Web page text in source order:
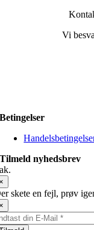
Vi
Betingelser
Tilmeld nyhedsbrev
skete en fejl, prøv